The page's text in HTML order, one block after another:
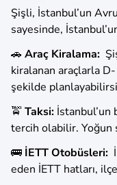
Şişli, İstanbul’un
sayesinde,
🚗 Araç Kiralama:
kiralanan araçlarla
şekilde
🚖 Taksi:
tercih olabilir. Yoğun
🚌 İETT Otobüsleri:
eden İETT hatları,